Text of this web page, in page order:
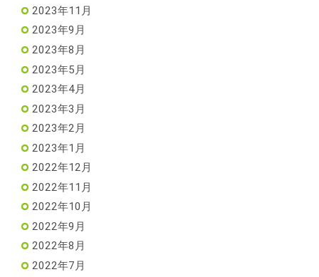
2023年11月
2023年9月
2023年8月
2023年5月
2023年4月
2023年3月
2023年2月
2023年1月
2022年12月
2022年11月
2022年10月
2022年9月
2022年8月
2022年7月